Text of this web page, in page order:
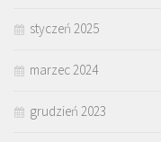
styczeń 2025
marzec 2024
grudzień 2023